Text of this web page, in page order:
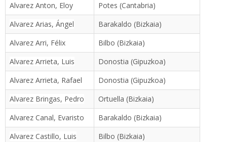
Alvarez Anton, Eloy
Potes (Cantabria)
Alvarez Arias, Ángel
Barakaldo (Bizkaia)
Alvarez Arri, Félix
Bilbo (Bizkaia)
Alvarez Arrieta, Luis
Donostia (Gipuzkoa)
Alvarez Arrieta, Rafael
Donostia (Gipuzkoa)
Alvarez Bringas, Pedro
Ortuella (Bizkaia)
Alvarez Canal, Evaristo
Barakaldo (Bizkaia)
Alvarez Castillo, Luis
Bilbo (Bizkaia)